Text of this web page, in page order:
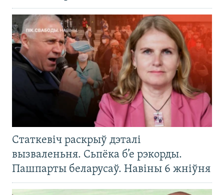
Статкевіч раскрыў дэталі
вызваленьня. Сьпёка б’е рэкорды.
Пашпарты беларусаў. Навіны 6 жніўня